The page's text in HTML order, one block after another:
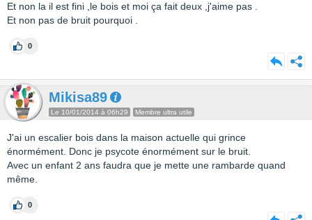
Et non la il est fini ,le bois et moi ça fait deux ,j'aime pas .
Et non pas de bruit pourquoi .
0
Mikisa89
Le 10/01/2014 à 06h29 Membre ultra utile
J'ai un escalier bois dans la maison actuelle qui grince
énormément. Donc je psycote énormément sur le bruit.
Avec un enfant 2 ans faudra que je mette une rambarde quand
même.
0